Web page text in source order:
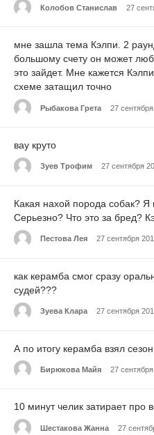
Колобов Станислав 27
мне зашла тема Кэлпи. 2
большому счету он может
это зайдет. Мне кажется
схеме затащил точно
Рыбакова Грета 27
вау круто
Зуев Трофим 27 сентября
Какая нахой порода собак? Я
Серьезно? Что это за бред?
Пестова Лея 27 сентября
как керамба смог сразу
судей???
Зуева Клара 27 сентября
А по итогу керамба взял
Бирюкова Майя 27
10 минут челик затирает про
Шестакова Жанна 27